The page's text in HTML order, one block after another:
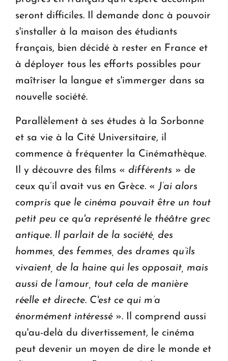
seront difficiles. Il demande donc à pouvoir
s'installer à la maison des étudiants
français, bien décidé à rester en France et
à déployer tous les efforts possibles pour
maîtriser la langue et s'immerger dans sa
nouvelle société.
Parallèlement à ses études à la Sorbonne
et sa vie à la Cité Universitaire, il
commence à fréquenter la Cinémathèque.
Il y découvre des films « différents » de
ceux qu’il avait vus en Grèce. « J’ai alors
compris que le cinéma pouvait être un tout
petit peu ce qu'a représenté le théâtre grec
antique. Il parlait de la société, des
hommes, des femmes, des drames qu’ils
vivaient, de la haine qui les opposait, mais
aussi de l’amour, tout cela de manière
réelle et directe. C'est ce qui m’a
énormément intéressé». Il comprend aussi
qu'au-delà du divertissement, le cinéma
peut devenir un moyen de dire le monde et